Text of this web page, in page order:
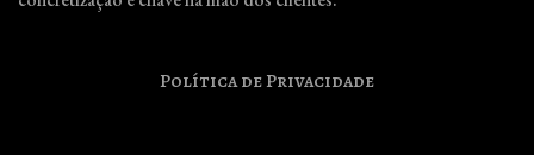
Política de Privacidade